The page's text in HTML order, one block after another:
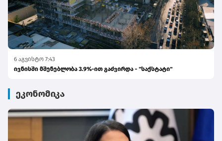
6 აგვისტო 7:43
ივნისში მშენებლობა 3.9%-ით გაძვირდა - "საქსტატი"
ეკონომიკა